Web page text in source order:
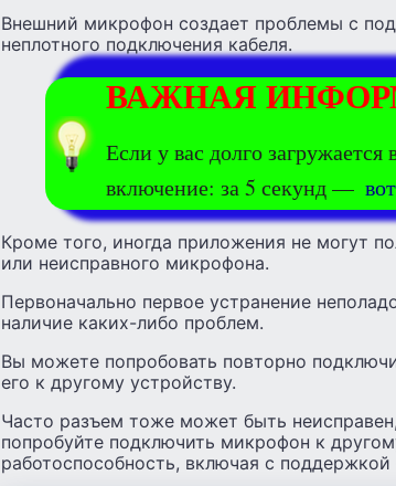
Внешний микрофон создает проблемы с
неплотного подключения кабеля.
ВАЖНАЯ
Если у вас долго
включение: за 5 секунд —
Кроме того, иногда приложения не могут
или неисправного микрофона.
Первоначально первое устранение
наличие каких-либо проблем.
Вы можете попробовать повторно
его к другому устройству.
Часто разъем тоже может быть
попробуйте подключить микрофон к
работоспособность, включая с поддержкой